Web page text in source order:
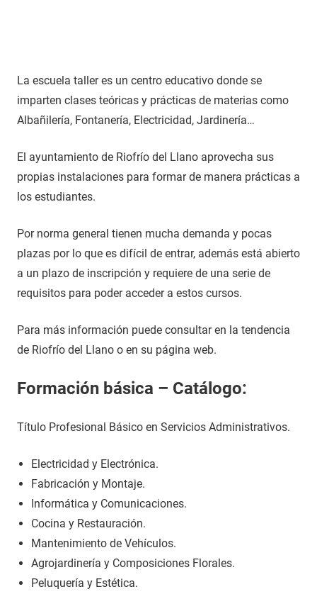
La escuela taller es un centro educativo donde se
imparten clases teóricas y prácticas de materias como
Albañilería, Fontanería, Electricidad, Jardinería…
El ayuntamiento de Riofrío del Llano aprovecha sus
propias instalaciones para formar de manera prácticas a
los estudiantes.
Por norma general tienen mucha demanda y pocas
plazas por lo que es difícil de entrar, además está abierto
a un plazo de inscripción y requiere de una serie de
requisitos para poder acceder a estos cursos.
Para más información puede consultar en la tendencia
de Riofrío del Llano o en su página web.
Formación básica – Catálogo:
Título Profesional Básico en Servicios Administrativos.
Electricidad y Electrónica.
Fabricación y Montaje.
Informática y Comunicaciones.
Cocina y Restauración.
Mantenimiento de Vehículos.
Agrojardinería y Composiciones Florales.
Peluquería y Estética.